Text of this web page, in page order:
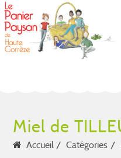
Miel de
Accueil Catégories